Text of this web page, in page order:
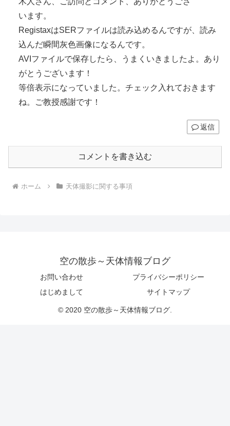
います。
RegistaxはSERファイルは読み込めるんですが、読み
込んだ瞬間灰色画像になるんです。
AVIファイルで保存したら、うまくいきましたよ。あり
がとうございます！
等倍表示になっていました。チェック入れておきます
ね。ご教授感謝です！
返信
コメントを書き込む
ホーム 天体撮影に関する事項
空の散歩～天体情報ブログ
お問い合わせ
プライバシーポリシー
はじめまして
サイトマップ
© 2020 空の散歩～天体情報ブログ.